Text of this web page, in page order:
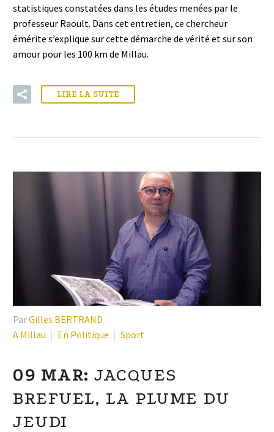
statistiques constatées dans les études menées par le
professeur Raoult. Dans cet entretien, ce chercheur
émérite s’explique sur cette démarche de vérité et sur son
amour pour les 100 km de Millau.
LIRE LA SUITE
ParGilles BERTRAND
A Millau
En Politique Sport
09 MAR: JACQUES
BREFUEL, LA PLUME DU
JEUDI